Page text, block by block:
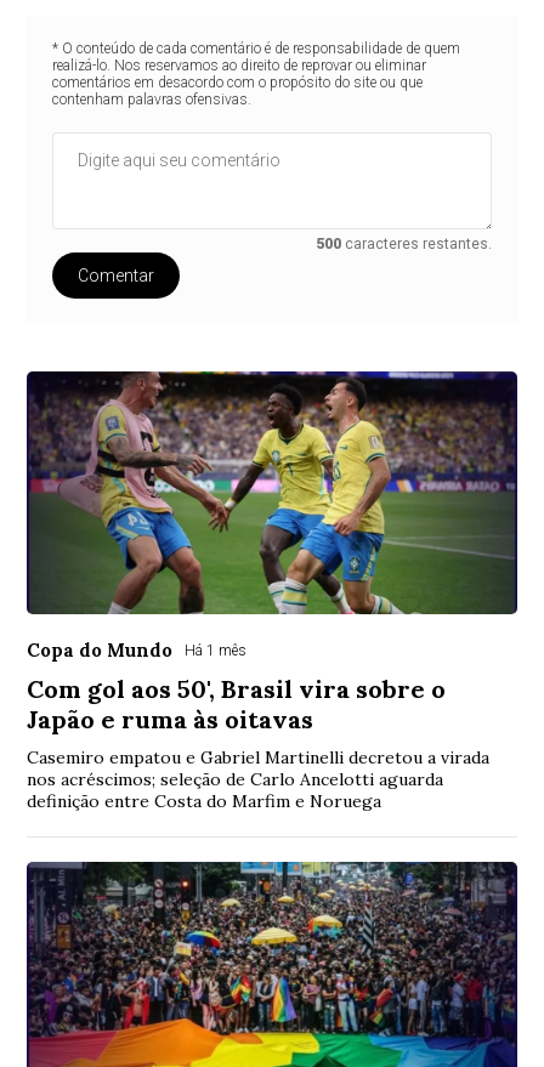
* O conteúdo de cada comentário é de responsabilidade de quem
realizá-lo. Nos reservamos ao direito de reprovar ou eliminar
comentários em desacordo com o propósito do site ou que
contenham palavras ofensivas.
500 caracteres restantes.
Comentar
Copa do Mundo Há 1 mês
Com gol aos 50', Brasil vira sobre o
Japão e ruma às oitavas
Casemiro empatou e Gabriel Martinelli decretou a virada
nos acréscimos; seleção de Carlo Ancelotti aguarda
definição entre Costa do Marfim e Noruega